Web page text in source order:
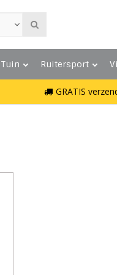
Tuin Ruitersport
GRATIS